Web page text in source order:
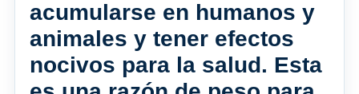
acumularse en humanos y
animales y tener efectos
nocivos para la salud. Esta